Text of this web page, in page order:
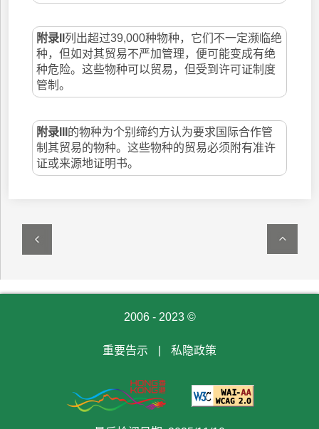
附录II 列出超过39,000种物种，它们不一定濒临绝
种，但如对其贸易不严加管理，便可能变成有绝
种危险。这些物种可以贸易，但受到许可证制度
管制。
附录III 的物种为个别缔约方认为要求国际合作管
制其贸易的物种。这些物种的贸易必须附有准许
证或来源地证明书。
2006 - 2023 ©
重要告示 私隐政策